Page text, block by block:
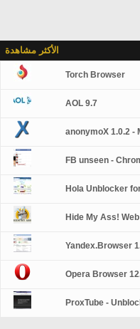
الأكثر مشاهدة
Torch Browser
AOL 9.7
anonymoX 1.0.2 -
FB unseen -
Hola Unblocker
Hide My Ass!
Yandex.Browser
Opera Browser
ProxTube -